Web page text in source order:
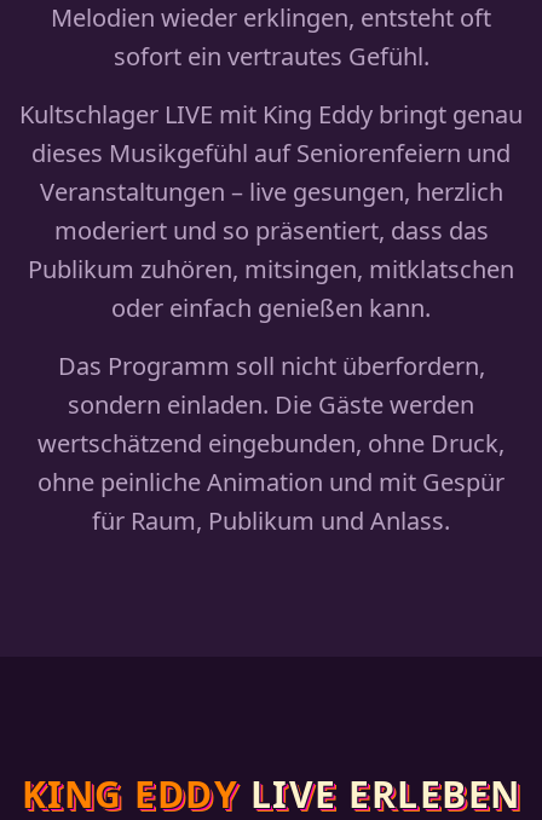
Melodien wieder erklingen, entsteht oft
sofort ein vertrautes Gefühl.
Kultschlager LIVE mit King Eddy bringt genau
dieses Musikgefühl auf Seniorenfeiern und
Veranstaltungen – live gesungen, herzlich
moderiert und so präsentiert, dass das
Publikum zuhören, mitsingen, mitklatschen
oder einfach genießen kann.
Das Programm soll nicht überfordern,
sondern einladen. Die Gäste werden
wertschätzend eingebunden, ohne Druck,
ohne peinliche Animation und mit Gespür
für Raum, Publikum und Anlass.
KING EDDYLIVE ERLEBEN